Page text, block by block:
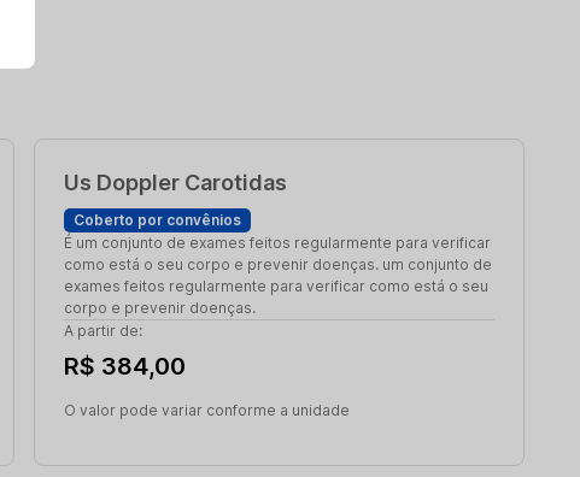
Us Doppler Carotidas
Coberto por convênios
É um conjunto de exames feitos regularmente para verificar
como está o seu corpo e prevenir doenças. um conjunto de
exames feitos regularmente para verificar como está o seu
corpo e prevenir doenças.
A partir de:
R$ 384,00
O valor pode variar conforme a unidade